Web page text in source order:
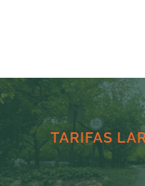
TARIFAS